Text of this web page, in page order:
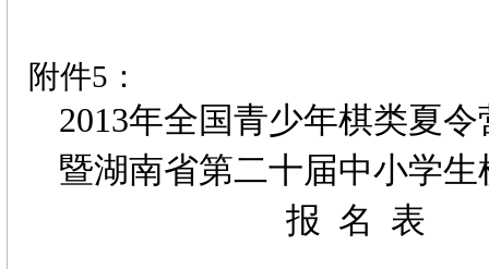
附件5 ：
2013年全国青少年棋类夏
暨湖南省第二十届中小学
报 名 表